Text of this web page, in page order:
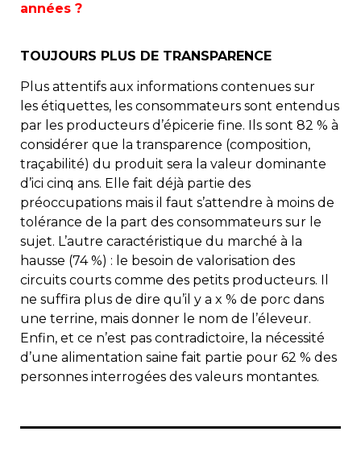
années ?
TOUJOURS PLUS DE TRANSPARENCE
Plus attentifs aux informations contenues sur
les étiquettes, les consommateurs sont entendus
par les producteurs d’épicerie fine. Ils sont 82 % à
considérer que la transparence (composition,
traçabilité) du produit sera la valeur dominante
d’ici cinq ans. Elle fait déjà partie des
préoccupations mais il faut s’attendre à moins de
tolérance de la part des consommateurs sur le
sujet. L’autre caractéristique du marché à la
hausse (74 %) : le besoin de valorisation des
circuits courts comme des petits producteurs. Il
ne suffira plus de dire qu’il y a x % de porc dans
une terrine, mais donner le nom de l’éleveur.
Enfin, et ce n’est pas contradictoire, la nécessité
d’une alimentation saine fait partie pour 62 % des
personnes interrogées des valeurs montantes.